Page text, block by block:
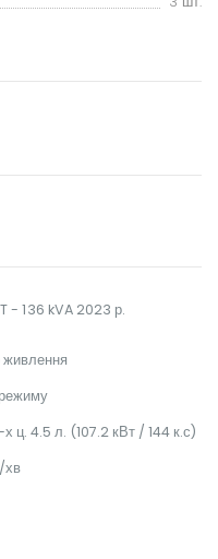
- 136 kVA 2023 р.
живлення
ц. 4.5 л. (107.2 кВт / 144 к.с)
хв